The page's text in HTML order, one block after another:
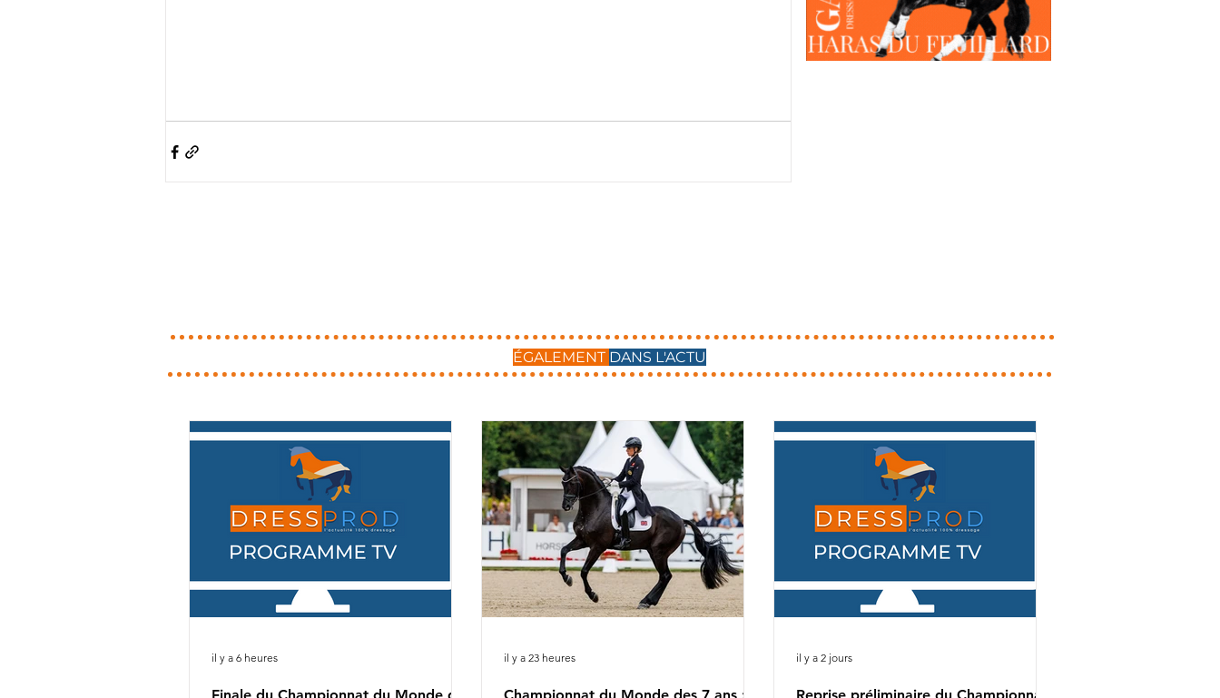
ÉGALEMENT DANS L'ACTU
Finale du Championnat du Monde des
il y a 6 heures
Championnat du Monde des 7 ans :
il y a 23 heures
Reprise préliminaire du Championnat
il y a 2 jours